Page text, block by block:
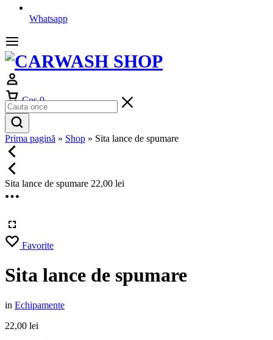
Whatsapp
Cos 0
Prima pagină » Shop » Sita lance de spumare
Sita lance de spumare 22,00 lei
Favorite
Sita lance de spumare
in Echipamente
22,00 lei